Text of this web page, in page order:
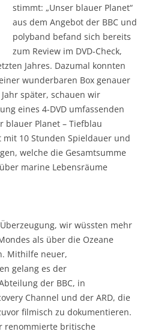
stimmt: „Unser blauer Planet“
aus dem Angebot der BBC und
polyband befand sich bereits
zum Review im DVD-Check,
Jahres. Dazumal konnten
wunderbaren Box genauer
später, schauen wir
eines 4-DVD umfassenden
blauer Planet – Tiefblau
mit 10 Stunden Spieldauer und
welche die Gesamtsumme
marine Lebensräume
wir wüssten mehr
als über die Ozeane
Mithilfe neuer,
gelang es der
der BBC, in
Channel und der ARD, die
filmisch zu dokumentieren.
renommierte britische